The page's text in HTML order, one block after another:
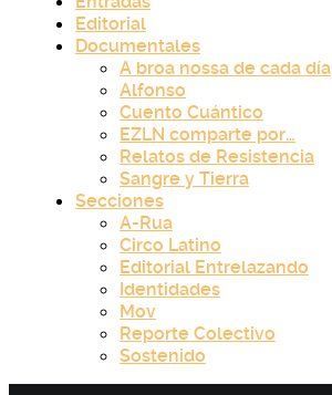
Editorial
Documentales
A broa nossa de cada día
Alfonso
Cuento Cuántico
EZLN comparte por…
Relatos de Resistencia
Sangre y Tierra
Secciones
A-Rua
Circo Latino
Editorial Entrelazando
Identidades
Mov
Reporte Colectivo
Sostenido